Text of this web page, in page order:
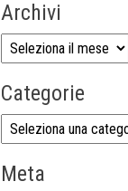
Archivi
Categorie
Meta